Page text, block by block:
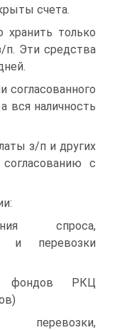
счета.
только
п. Эти средства
вся наличность
з/п и других
с
спроса,
и перевозки
фондов РКЦ
перевозки,